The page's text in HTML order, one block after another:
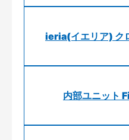
ieria(イエリア) ク
内部ユニット